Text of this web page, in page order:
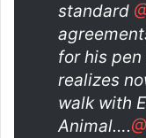
standard
for his
realizes
walk with
Animal….